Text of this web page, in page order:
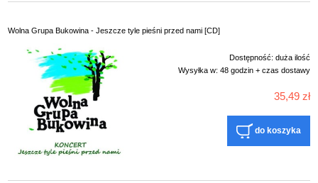
Wolna Grupa Bukowina - Jeszcze tyle pieśni przed nami [CD]
Dostępność: duża ilość
Wysyłka w: 48 godzin + czas dostawy
35,49 zł
do koszyka